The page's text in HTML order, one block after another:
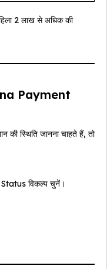
₹2 लाख से अधिक की
Payment
की स्थिति जानना चाहते हैं, तो
विकल्प चुनें।